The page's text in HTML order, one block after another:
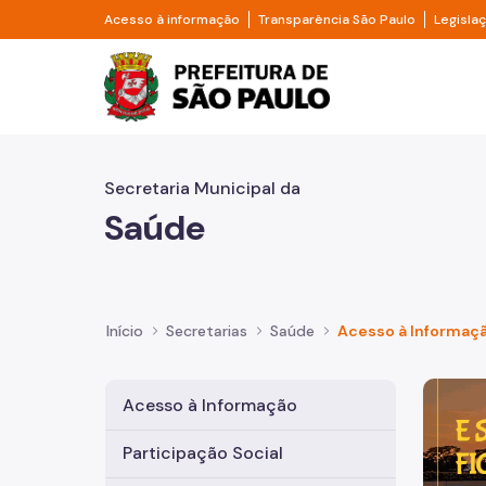
Pular para o Conteúdo principal
Acesso à informação Divisor de acesso à informação
Transparência São Paulo Divisor
Prefeitura de São
Secretaria Municipal da
Saúde
Início Secretarias Saúde Acesso à
Acesso à Informação
Participação Social